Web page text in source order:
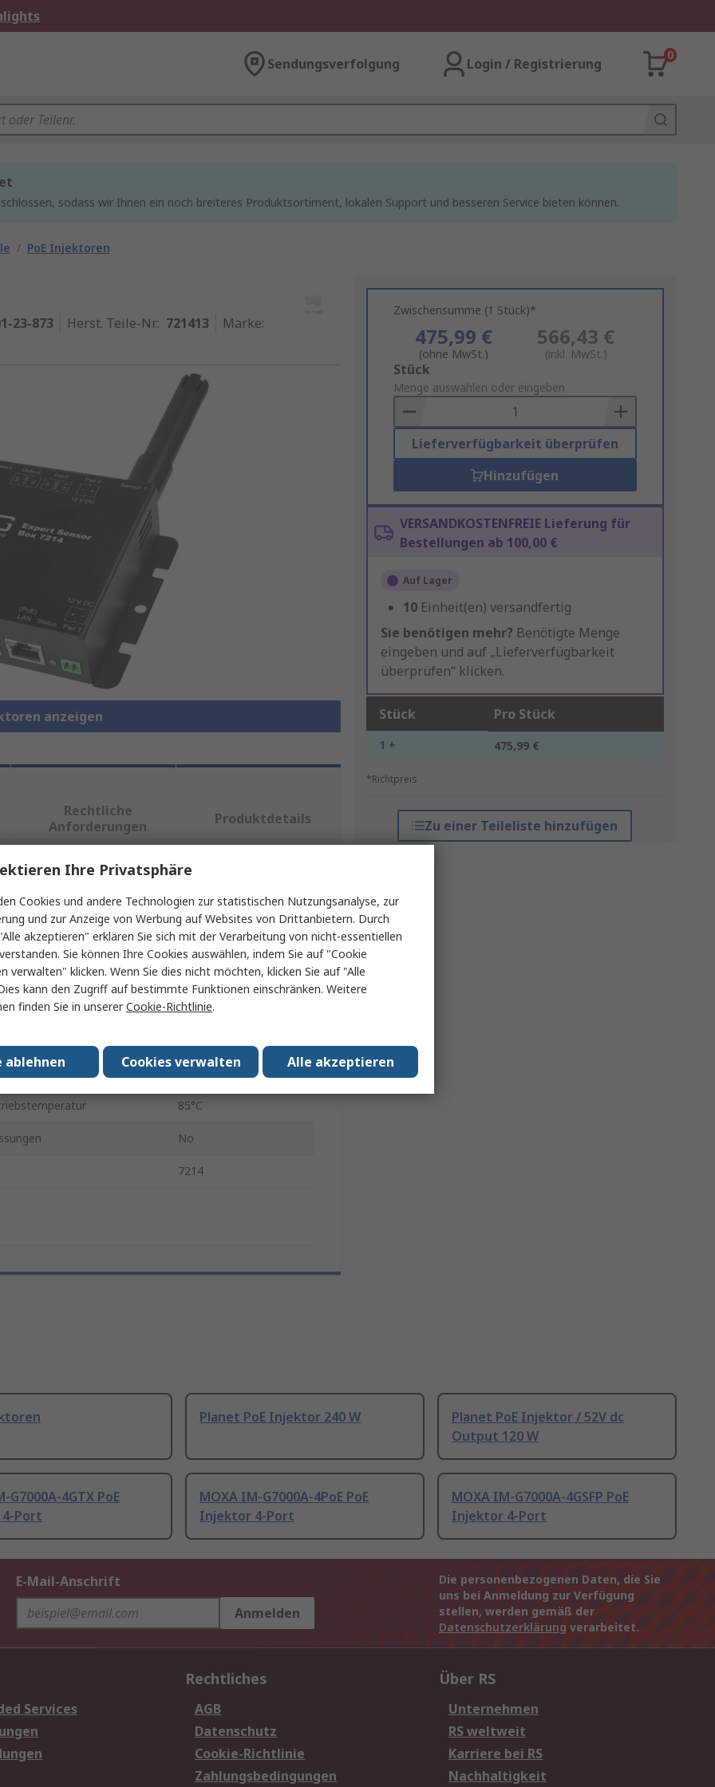
Sendungsverfolgung Login / Registrierung
0
sodass wir Ihnen ein noch breiteres Produktsortiment, lokalen Support und besseren Service bieten können.
/ PoE Injektoren
23-873 Herst. Teile-Nr.: 721413 Marke:
anzeigen
Zwischensumme (1 Stück)*
475,99 €
(ohne MwSt.)
566,43 €
(inkl. MwSt.)
Add
to
Basket
Stück
Menge auswählen oder eingeben
Lieferverfügbarkeit überprüfen
Hinzufügen
VERSANDKOSTENFREIE Lieferung für
Bestellungen ab 100,00 €
Auf Lager
10 Einheit(en) versandfertig
Sie benötigen mehr? Benötigte Menge
eingeben und auf „Lieferverfügbarkeit
überprüfen“ klicken.
Stück Pro Stück
1 + 475,99 €
*Richtpreis
Zu einer Teileliste hinzufügen
Rechtliche
Anforderungen
Produktdetails
oder mehrere Eigenschaften auswählen.
Wert
GUDE
PoE Injektor
min.
85°C
No
7214
Planet PoE Injektor 240 W
Planet PoE Injektor / 52V dc
Output 120 W
G7000A-4GTX PoE
Port
MOXA IM-G7000A-4PoE PoE
Injektor 4-Port
MOXA IM-G7000A-4GSFP PoE
Injektor 4-Port
E-Mail-Anschrift
Anmelden
Die personenbezogenen Daten, die Sie
uns bei Anmeldung zur Verfügung
stellen, werden gemäß der
Datenschutzerklärung verarbeitet.
Services
Rechtliches
AGB
Datenschutz
Cookie-Richtlinie
Zahlungsbedingungen
Über RS
Unternehmen
RS weltweit
Karriere bei RS
Nachhaltigkeit
Ihre Privatsphäre
Cookies und andere Technologien zur statistischen Nutzungsanalyse, zur
und zur Anzeige von Werbung auf Websites von Drittanbietern. Durch
akzeptieren" erklären Sie sich mit der Verarbeitung von nicht-essentiellen
Sie können Ihre Cookies auswählen, indem Sie auf "Cookie
verwalten" klicken. Wenn Sie dies nicht möchten, klicken Sie auf "Alle
kann den Zugriff auf bestimmte Funktionen einschränken. Weitere
finden Sie in unsererCookie-Richtlinie.
Alle akzeptieren
Cookies verwalten
ablehnen